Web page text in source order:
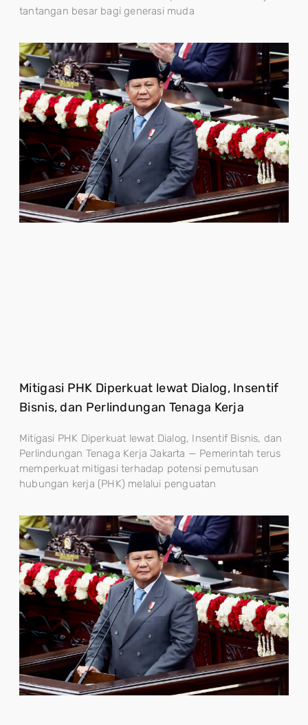
tantangan besar bagi generasi muda
Mitigasi PHK Diperkuat lewat Dialog, Insentif
Bisnis, dan Perlindungan Tenaga Kerja
Mitigasi PHK Diperkuat lewat Dialog, Insentif Bisnis, dan
Perlindungan Tenaga Kerja Jakarta — Pemerintah terus
memperkuat mitigasi terhadap potensi pemutusan
hubungan kerja (PHK) melalui penguatan